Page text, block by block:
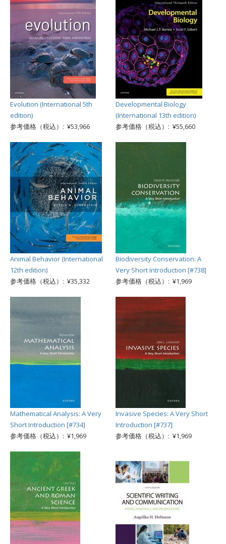
Evolution (International 5th
edition)
参考価格（税込）: ¥53,966
Developmental Biology
(International 13th edition)
参考価格（税込）: ¥55,660
Animal Behavior (International
12th edition)
参考価格（税込）: ¥35,332
Biodiversity Conservation: A
Very Short Introduction [#738]
参考価格（税込）: ¥1,969
Mathematical Analysis: A Very
Short Introduction [#734]
参考価格（税込）: ¥1,969
Invasive Species: A Very Short
Introduction [#737]
参考価格（税込）: ¥1,969